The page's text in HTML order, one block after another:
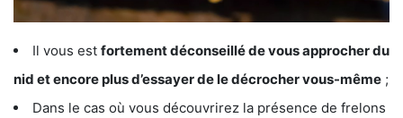
Il vous est fortement déconseillé de vous approcher du
nid et encore plus d’essayer de le décrocher vous-même ;
Dans le cas où vous découvrirez la présence de frelons